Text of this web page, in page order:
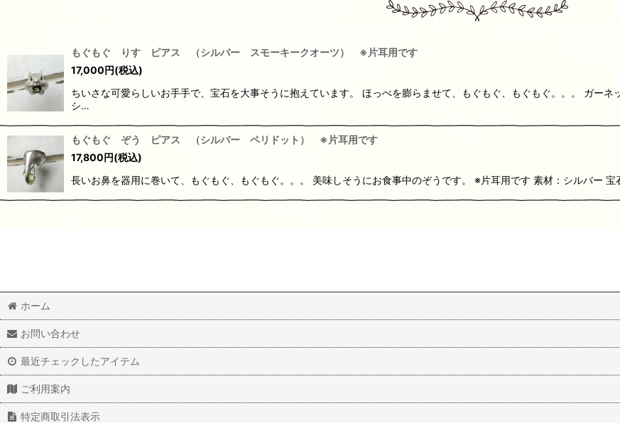
もぐもぐ りす ピアス （シルバー スモーキークオーツ） ※片耳用です
17,000円(税込)
ちいさな可愛らしいお手手で、宝石を大事そうに抱えています。 ほっぺを膨らませて、もぐもぐ、もぐもぐ。。。 ガー
シ…
もぐもぐ ぞう ピアス （シルバー ペリドット） ※片耳用です
17,800円(税込)
長いお鼻を器用に巻いて、もぐもぐ、もぐもぐ。。。 美味しそうにお食事中のぞうです。 ※片耳用です 素材：シルバー
ホーム
お問い合わせ
最近チェックしたアイテム
ご利用案内
特定商取引法表示